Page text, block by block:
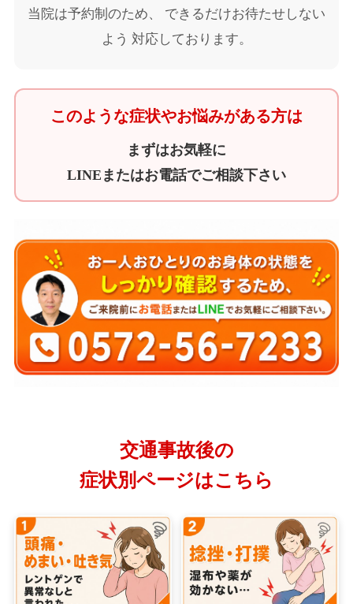
当院は予約制のため、 できるだけお待たせしない
よう 対応しております。
このような症状やお悩みがある方は
まずはお気軽に
LINEまたはお電話でご相談下さい
交通事故後の
症状別ページはこちら